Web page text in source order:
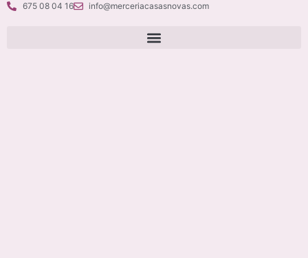
675 08 04 16 info@merceriacasasnovas.com